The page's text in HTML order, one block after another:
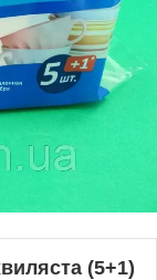
(5+1)